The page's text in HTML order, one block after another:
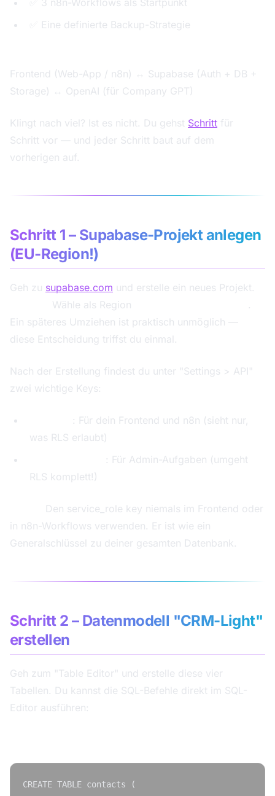
✅ 3 n8n-Workflows als Startpunkt
✅ Eine definierte Backup-Strategie
Frontend (Web-App / n8n) ↔ Supabase (Auth + DB +
Storage) ↔ OpenAI (für Company GPT)
Klingt nach viel? Ist es nicht. Du gehst Schritt für
Schritt vor — und jeder Schritt baut auf dem
vorherigen auf.
Schritt 1 – Supabase-Projekt anlegen
(EU-Region!)
Geh zu supabase.com und erstelle ein neues Projekt.
Wähle als Region
.
Ein späteres Umziehen ist praktisch unmöglich —
diese Entscheidung triffst du einmal.
Nach der Erstellung findest du unter "Settings > API"
zwei wichtige Keys:
: Für dein Frontend und n8n (sieht nur,
was RLS erlaubt)
: Für Admin-Aufgaben (umgeht
RLS komplett!)
Den service_role key niemals im Frontend oder
in n8n-Workflows verwenden. Er ist wie ein
Generalschlüssel zu deiner gesamten Datenbank.
Schritt 2 – Datenmodell "CRM-Light"
erstellen
Geh zum "Table Editor" und erstelle diese vier
Tabellen. Du kannst die SQL-Befehle direkt im SQL-
Editor ausführen:
CREATE TABLE contacts (